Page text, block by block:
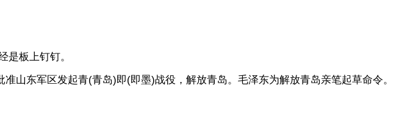
板上钉钉。
东军区发起青(青岛)即(即墨)战役，解放青岛。毛泽东为解放青岛亲笔起草命令。